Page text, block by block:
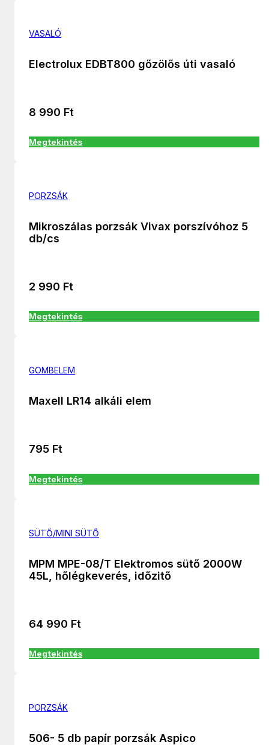
VASALÓ
Electrolux EDBT800 gőzölős úti vasaló
8 990 Ft
Megtekintés
PORZSÁK
Mikroszálas porzsák Vivax porszívóhoz 5
db/cs
2 990 Ft
Megtekintés
GOMBELEM
Maxell LR14 alkáli elem
795 Ft
Megtekintés
SÜTŐ/MINI SÜTŐ
MPM MPE-08/T Elektromos sütő 2000W
45L, hőlégkeverés, időzitő
64 990 Ft
Megtekintés
PORZSÁK
506- 5 db papír porzsák Aspico